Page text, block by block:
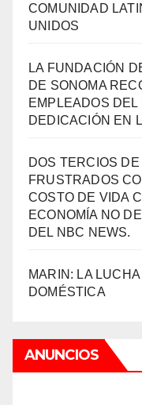
COMUNIDAD
UNIDOS
LA FUNDACIÓN
DE SONOMA
EMPLEADOS DEL
DEDICACIÓN EN
DOS TERCIOS
FRUSTRADOS
COSTO DE VIDA
ECONOMÍA NO
DEL NBC NEWS.
MARIN: LA
DOMÉSTICA
ANUNCIOS